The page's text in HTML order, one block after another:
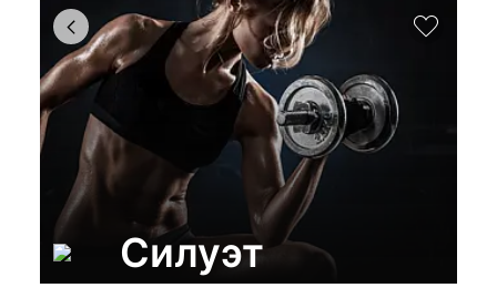
Силуэт